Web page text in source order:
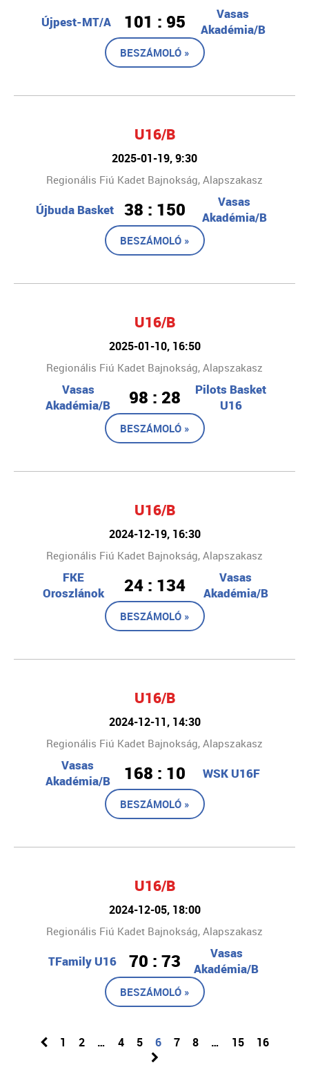
Újpest-MT/A 101 : 95
Vasas
Akadémia/B
BESZÁMOLÓ »
U16/B
2025-01-19, 9:30
Regionális Fiú Kadet Bajnokság, Alapszakasz
Újbuda Basket 38 : 150
Vasas
Akadémia/B
BESZÁMOLÓ »
U16/B
2025-01-10, 16:50
Regionális Fiú Kadet Bajnokság, Alapszakasz
Vasas
Akadémia/B
98 : 28
Pilots Basket
U16
BESZÁMOLÓ »
U16/B
2024-12-19, 16:30
Regionális Fiú Kadet Bajnokság, Alapszakasz
FKE
Oroszlánok
24 : 134
Vasas
Akadémia/B
BESZÁMOLÓ »
U16/B
2024-12-11, 14:30
Regionális Fiú Kadet Bajnokság, Alapszakasz
Vasas
Akadémia/B
168 : 10 WSK U16F
BESZÁMOLÓ »
U16/B
2024-12-05, 18:00
Regionális Fiú Kadet Bajnokság, Alapszakasz
TFamily U16 70 : 73
Vasas
Akadémia/B
BESZÁMOLÓ »
1 2 … 4 5 6 7 8 … 15 16